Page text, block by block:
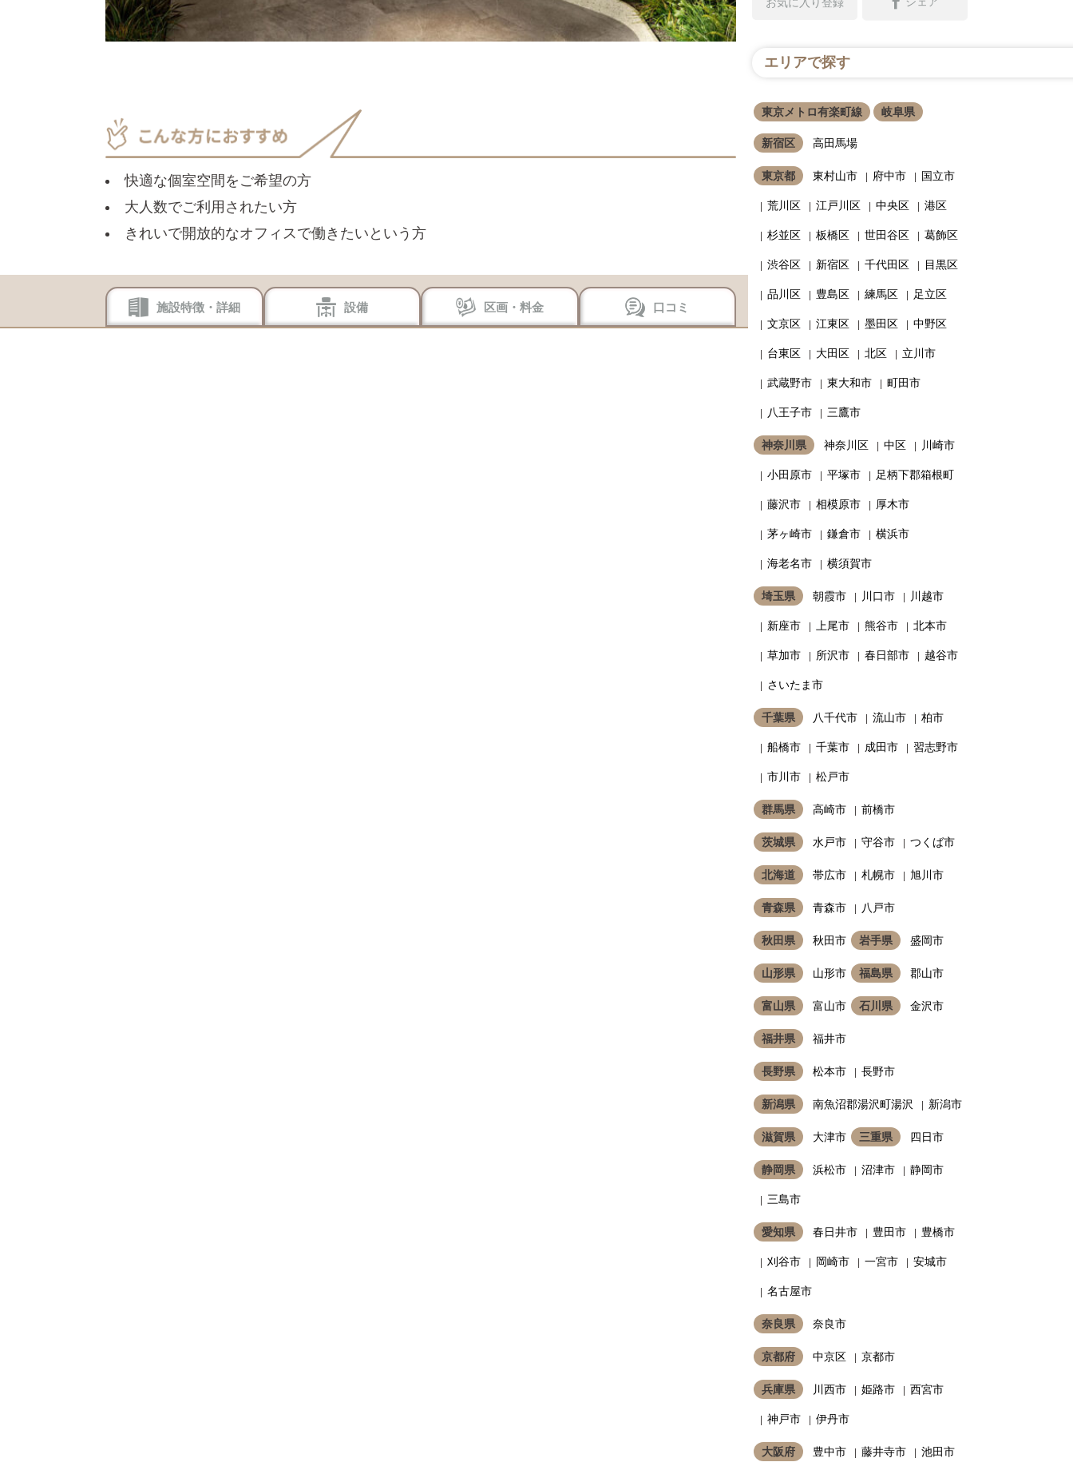
快適な個室空間をご希望の方
大人数でご利用されたい方
きれいで開放的なオフィスで働きたいという方
施設特徴・詳細 設備 区画・料金 口コミ
お気に入り登録
エリアで探す
東京メトロ有楽町線 岐阜県
新宿区 高田馬場
東京都 東村山市 府中市 国立市
荒川区 江戸川区 中央区 港区
杉並区 板橋区 世田谷区 葛飾区
渋谷区 新宿区 千代田区 目黒区
品川区 豊島区 練馬区 足立区
文京区 江東区 墨田区 中野区
台東区 大田区 北区 立川市
武蔵野市 東大和市 町田市
八王子市 三鷹市
神奈川県 神奈川区 中区 川崎市
小田原市 平塚市 足柄下郡箱根町
藤沢市 相模原市 厚木市
茅ヶ崎市 鎌倉市 横浜市
海老名市 横須賀市
埼玉県 朝霞市 川口市 川越市
新座市 上尾市 熊谷市 北本市
草加市 所沢市 春日部市 越谷市
さいたま市
千葉県 八千代市 流山市 柏市
船橋市 千葉市 成田市 習志野市
市川市 松戸市
群馬県 高崎市 前橋市
茨城県 水戸市 守谷市 つくば市
北海道 帯広市 札幌市 旭川市
青森県 青森市 八戸市
秋田県 秋田市 岩手県 盛岡市
山形県 山形市 福島県 郡山市
富山県 富山市 石川県 金沢市
福井県 福井市
長野県 松本市 長野市
新潟県 南魚沼郡湯沢町湯沢 新潟市
滋賀県 大津市 三重県 四日市
静岡県 浜松市 沼津市 静岡市
三島市
愛知県 春日井市 豊田市 豊橋市
刈谷市 岡崎市 一宮市 安城市
名古屋市
奈良県 奈良市
京都府 中京区 京都市
兵庫県 川西市 姫路市 西宮市
神戸市 伊丹市
大阪府 豊中市 藤井寺市 池田市